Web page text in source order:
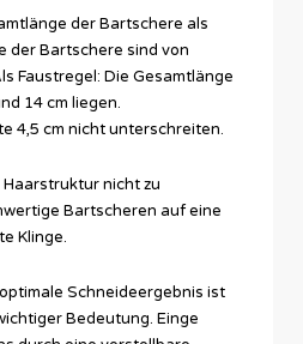
der Bartschere als
der Bartschere sind von
Faustregel: Die Gesamtlänge
14 cm liegen.
4,5 cm nicht unterschreiten.
Haarstruktur nicht zu
Bartscheren auf eine
Klinge.
Schneideergebnis ist
Bedeutung. Einge